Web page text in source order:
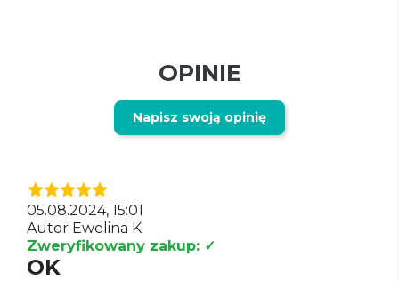
OPINIE
Napisz swoją opinię
05.08.2024, 15:01
Autor Ewelina K
Zweryfikowany zakup: ✓
OK